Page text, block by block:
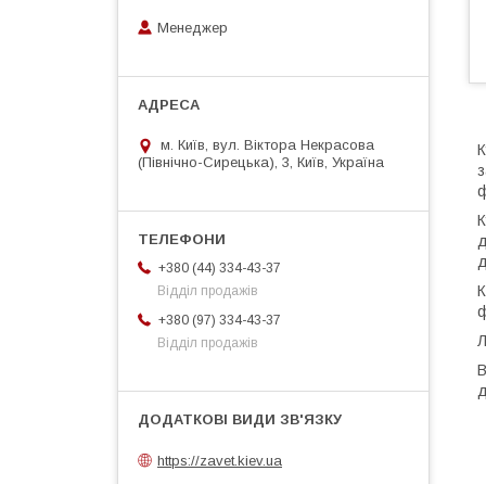
Менеджер
м. Київ, вул. Віктора Некрасова
(Північно-Сирецька), 3, Київ, Україна
+380 (44) 334-43-37
Відділ продажів
+380 (97) 334-43-37
Відділ продажів
https://zavet.kiev.ua